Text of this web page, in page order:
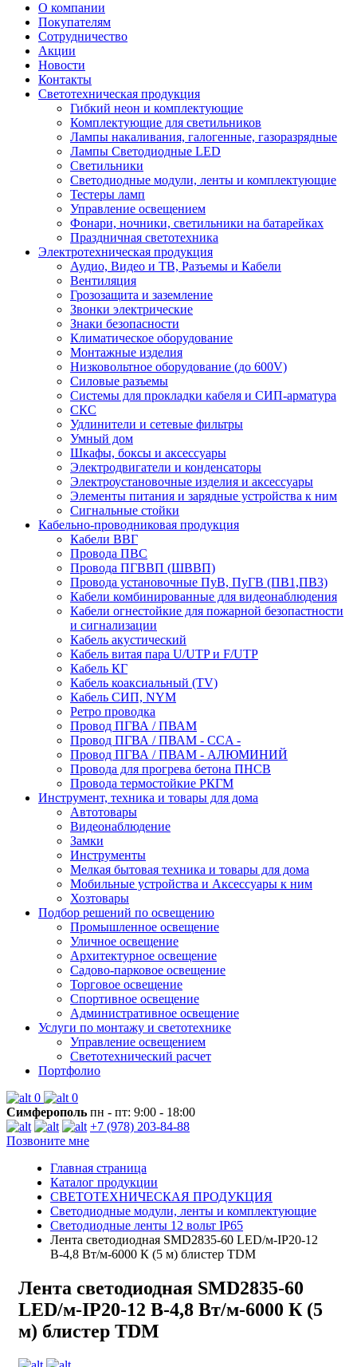
О компании
Покупателям
Сотрудничество
Акции
Новости
Контакты
Светотехническая продукция
Гибкий неон и комплектующие
Комплектующие для светильников
Лампы накаливания, галогенные, газоразрядные
Лампы Светодиодные LED
Светильники
Светодиодные модули, ленты и комплектующие
Тестеры ламп
Управление освещением
Фонари, ночники, светильники на батарейках
Праздничная светотехника
Электротехническая продукция
Аудио, Видео и ТВ, Разъемы и Кабели
Вентиляция
Грозозащита и заземление
Звонки электрические
Знаки безопасности
Климатическое оборудование
Монтажные изделия
Низковольтное оборудование (до 600V)
Силовые разъемы
Системы для прокладки кабеля и СИП-арматура
СКС
Удлинители и сетевые фильтры
Умный дом
Шкафы, боксы и аксессуары
Электродвигатели и конденсаторы
Электроустановочные изделия и аксессуары
Элементы питания и зарядные устройства к ним
Сигнальные стойки
Кабельно-проводниковая продукция
Кабели ВВГ
Провода ПВС
Провода ПГВВП (ШВВП)
Провода установочные ПуВ, ПуГВ (ПВ1,ПВ3)
Кабели комбинированные для видеонаблюдения
Кабели огнестойкие для пожарной безопастности
и сигнализации
Кабель акустический
Кабель витая пара U/UTP и F/UTP
Кабель КГ
Кабель коаксиальный (TV)
Кабель СИП, NYM
Ретро проводка
Провод ПГВА / ПВАМ
Провод ПГВА / ПВАМ - CCA -
Провод ПГВА / ПВАМ - АЛЮМИНИЙ
Провода для прогрева бетона ПНСВ
Провода термостойкие РКГМ
Инструмент, техника и товары для дома
Автотовары
Видеонаблюдение
Замки
Инструменты
Мелкая бытовая техника и товары для дома
Мобильные устройства и Аксессуары к ним
Хозтовары
Подбор решений по освещению
Промышленное освещение
Уличное освещение
Архитектурное освещение
Садово-парковое освещение
Торговое освещение
Спортивное освещение
Административное освещение
Услуги по монтажу и светотехнике
Управление освещением
Светотехнический расчет
Портфолио
0
0
Симферополь пн - пт: 9:00 - 18:00
+7 (978) 203-84-88
Позвоните мне
Главная страница
Каталог продукции
СВЕТОТЕХНИЧЕСКАЯ ПРОДУКЦИЯ
Светодиодные модули, ленты и комплектующие
Светодиодные ленты 12 вольт IP65
Лента светодиодная SMD2835-60 LED/м-IP20-12
В-4,8 Вт/м-6000 К (5 м) блистер TDM
Лента светодиодная SMD2835-60
LED/м-IP20-12 В-4,8 Вт/м-6000 К (5
м) блистер TDM